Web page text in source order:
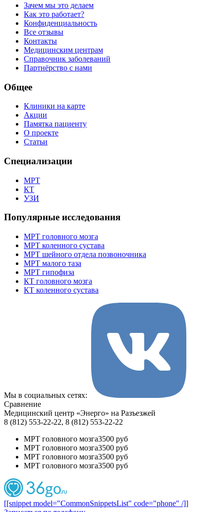
Зачем мы это делаем
Как это работает?
Конфиденциальность
Все отзывы
Контакты
Медицинским центрам
Справочник заболеваний
Партнёрство с нами
Общее
Клиники на карте
Акции
Памятка пациенту
О проекте
Статьи
Специализации
МРТ
КТ
УЗИ
Популярные исследования
МРТ головного мозга
МРТ коленного сустава
МРТ шейного отдела позвоночника
МРТ малого таза
МРТ гипофиза
КТ головного мозга
КТ коленного сустава
Мы в социальных сетях:
Сравнение
Медицинский центр «Энерго» на Разъезжей
8 (812) 553-22-22, 8 (812) 553-22-22
МРТ головного мозга3500 руб
МРТ головного мозга3500 руб
МРТ головного мозга3500 руб
МРТ головного мозга3500 руб
[[snippet model="CommonSnippetsList" code="phone" /]]